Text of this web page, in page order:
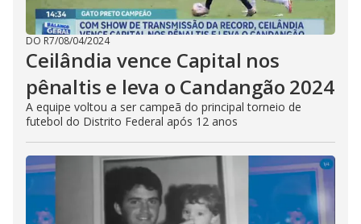
DO R7/08/04/2024
Ceilândia vence Capital nos
pênaltis e leva o Candangão 2024
A equipe voltou a ser campeã do principal torneio de
futebol do Distrito Federal após 12 anos